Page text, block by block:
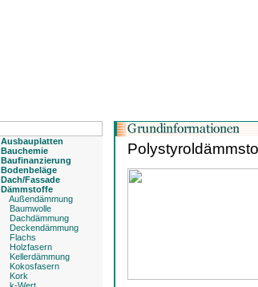
Ausbauplatten
Bauchemie
Baufinanzierung
Bodenbeläge
Dach/Fassade
Dämmstoffe
Außendämmung
Baumwolle
Dachdämmung
Deckendämmung
Flachs
Holzfasern
Kellerdämmung
Kokosfasern
Kork